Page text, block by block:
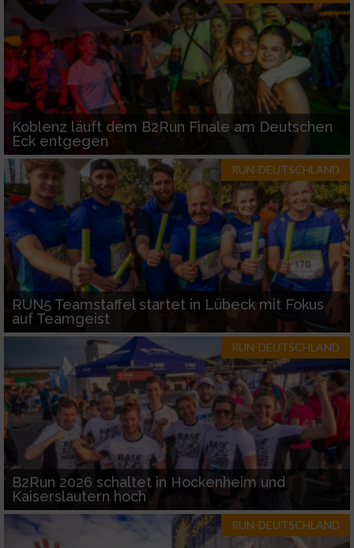
Koblenz läuft dem B2Run Finale am Deutschen
Eck entgegen
RUN-DEUTSCHLAND
RUN5 Teamstaffel startet in Lübeck mit Fokus
auf Teamgeist
RUN-DEUTSCHLAND
B2Run 2026 schaltet in Hockenheim und
Kaiserslautern hoch
RUN-DEUTSCHLAND